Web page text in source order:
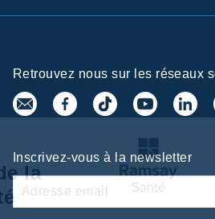
Retrouvez nous sur les réseaux
Inscrivez-vous à la newsletter
de
de la